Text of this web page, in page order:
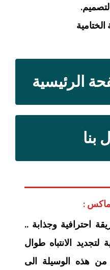
الرئيسية
بنا
ماكس :
احترافية وجذابة ..
لتجديد الانتباه طوال
هذه الوسيلة الى